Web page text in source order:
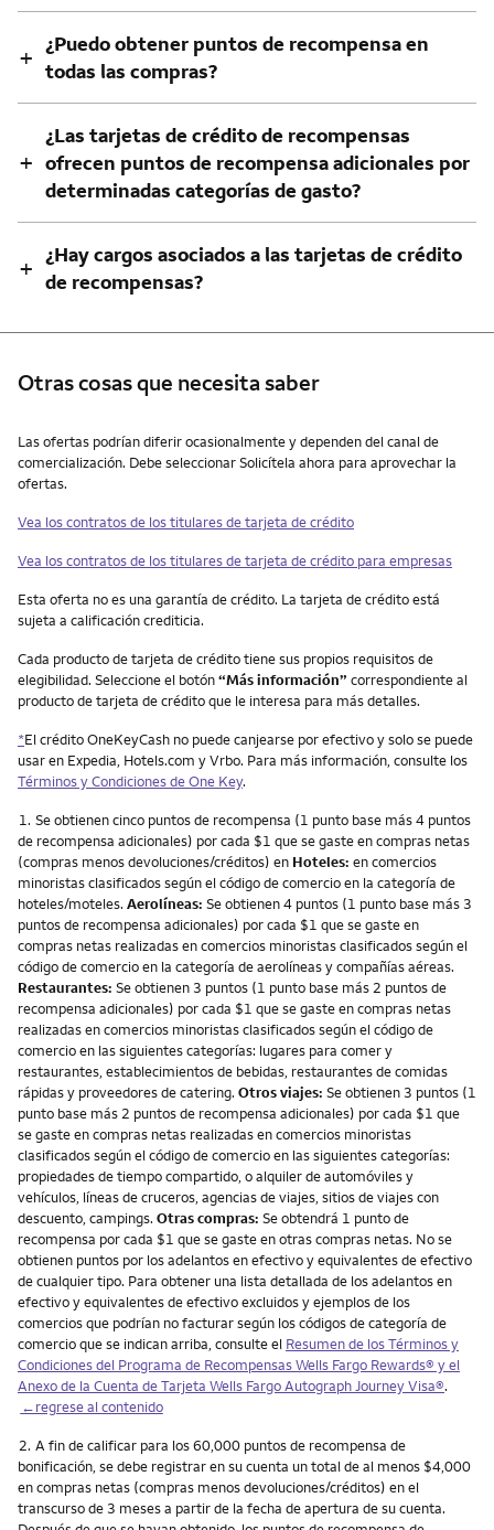
+ ¿Puedo obtener puntos de recompensa en
todas las compras?
+
¿Las tarjetas de crédito de recompensas
ofrecen puntos de recompensa adicionales por
determinadas categorías de gasto?
+ ¿Hay cargos asociados a las tarjetas de crédito
de recompensas?
Otras cosas que necesita saber
Otras cosas que necesita saber
Las ofertas podrían diferir ocasionalmente y dependen del canal de
comercialización. Debe seleccionar Solicítela ahora para aprovechar la
ofertas.
Vea los contratos de los titulares de tarjeta de crédito
Vea los contratos de los titulares de tarjeta de crédito para empresas
Esta oferta no es una garantía de crédito. La tarjeta de crédito está
sujeta a calificación crediticia.
Cada producto de tarjeta de crédito tiene sus propios requisitos de
elegibilidad. Seleccione el botón“Más información” correspondiente al
producto de tarjeta de crédito que le interesa para más detalles.
*El crédito OneKeyCash no puede canjearse por efectivo y solo se puede
usar en Expedia, Hotels.com y Vrbo. Para más información, consulte los
Términos y Condiciones de One Key.
Nota
1. Se obtienen cinco puntos de recompensa (1 punto base más 4 puntos
de recompensa adicionales) por cada $1 que se gaste en compras netas
(compras menos devoluciones/créditos) en Hoteles: en comercios
minoristas clasificados según el código de comercio en la categoría de
hoteles/moteles. Aerolíneas: Se obtienen 4 puntos (1 punto base más 3
puntos de recompensa adicionales) por cada $1 que se gaste en
compras netas realizadas en comercios minoristas clasificados según el
código de comercio en la categoría de aerolíneas y compañías aéreas.
Restaurantes: Se obtienen 3 puntos (1 punto base más 2 puntos de
recompensa adicionales) por cada $1 que se gaste en compras netas
realizadas en comercios minoristas clasificados según el código de
comercio en las siguientes categorías: lugares para comer y
restaurantes, establecimientos de bebidas, restaurantes de comidas
rápidas y proveedores de catering. Otros viajes: Se obtienen 3 puntos (1
punto base más 2 puntos de recompensa adicionales) por cada $1 que
se gaste en compras netas realizadas en comercios minoristas
clasificados según el código de comercio en las siguientes categorías:
propiedades de tiempo compartido, o alquiler de automóviles y
vehículos, líneas de cruceros, agencias de viajes, sitios de viajes con
descuento, campings. Otras compras: Se obtendrá 1 punto de
recompensa por cada $1 que se gaste en otras compras netas. No se
obtienen puntos por los adelantos en efectivo y equivalentes de efectivo
de cualquier tipo. Para obtener una lista detallada de los adelantos en
efectivo y equivalentes de efectivo excluidos y ejemplos de los
comercios que podrían no facturar según los códigos de categoría de
comercio que se indican arriba, consulte el Resumen de los Términos y
Condiciones del Programa de Recompensas Wells Fargo Rewards® y el
Anexo de la Cuenta de Tarjeta Wells Fargo Autograph Journey Visa®.
←regrese al contenido
Nota
2. A fin de calificar para los 60,000 puntos de recompensa de
bonificación, se debe registrar en su cuenta un total de al menos $4,000
en compras netas (compras menos devoluciones/créditos) en el
transcurso de 3 meses a partir de la fecha de apertura de su cuenta.